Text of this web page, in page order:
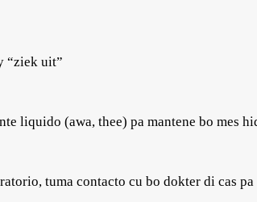
“ziek uit”
liquido (awa, thee) pa mantene bo mes
tuma contacto cu bo dokter di cas